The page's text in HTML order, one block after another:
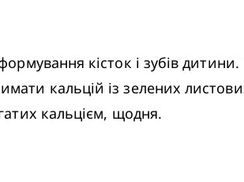
кісток і зубів
кальцій із зелених
кальцієм, щодня.